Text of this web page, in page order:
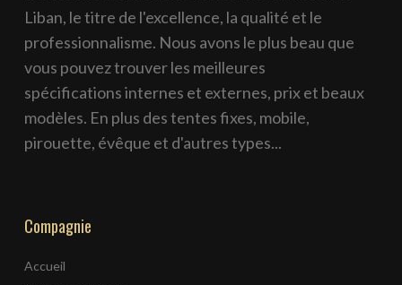
Liban, le titre de l'excellence, la qualité et le
professionnalisme. Nous avons le plus beau que
vous pouvez trouver les meilleures
spécifications internes et externes, prix et beaux
modèles. En plus des tentes fixes, mobile,
pirouette, évêque et d'autres types...
Compagnie
Accueil